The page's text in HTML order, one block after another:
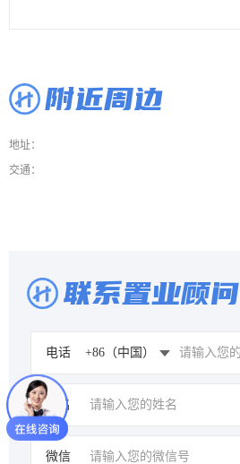
附近周边
地址：
交通：
联系置业顾问
电话
姓名
微信